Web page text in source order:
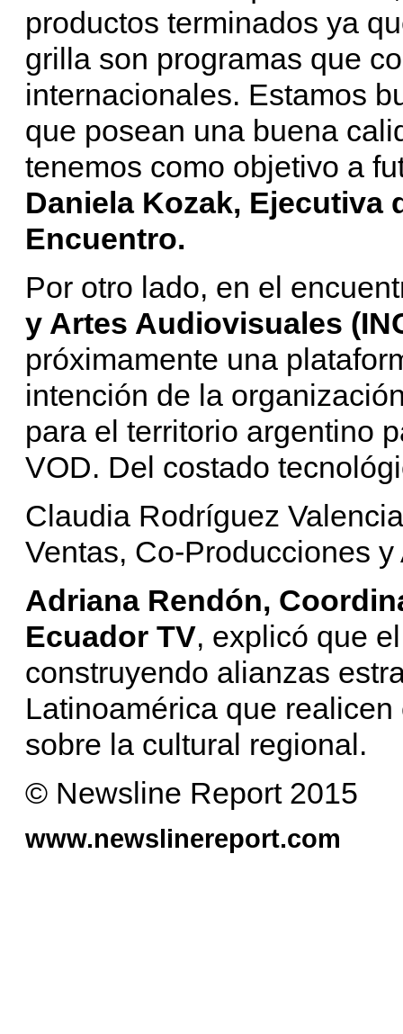
productos terminados ya
grilla son programas que
internacionales. Estamos
que posean una buena
tenemos como objetivo a
Daniela Kozak, Ejecutiva
Encuentro.
Por otro lado, en el
y Artes Audiovisuales
próximamente una
intención de la
para el territorio argentino
VOD. Del costado
Claudia Rodríguez
Ventas, Co-Producciones
Adriana Rendón,
Ecuador TV, explicó que
construyendo alianzas
Latinoamérica que
sobre la cultural regional.
© Newsline Report 2015
www.newslinereport.com